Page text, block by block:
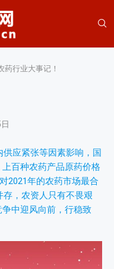
药行业大事记！
应紧张等因素影响，国
百种农药产品原药价格
2021年的农药市场最合
，农资人只有不畏艰
中迎风向前，行稳致